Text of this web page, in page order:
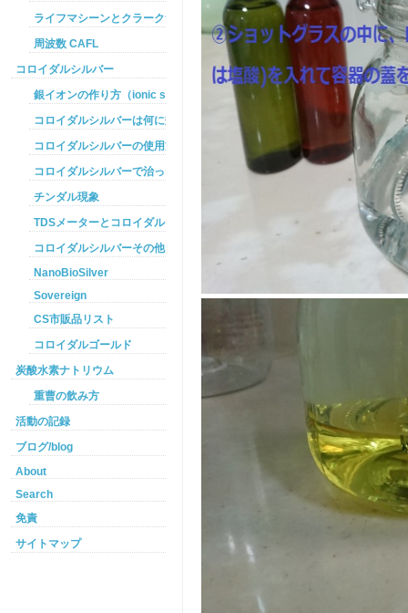
ライフマシーンとクラークザッパーの違い
周波数 CAFL
コロイダルシルバー
銀イオンの作り方（ionic silver ）
コロイダルシルバーは何に効くのか
コロイダルシルバーの使用方法
コロイダルシルバーで治った例
チンダル現象
TDSメーターとコロイダルシルバー
コロイダルシルバーその他
NanoBioSilver
Sovereign
CS市販品リスト
コロイダルゴールド
炭酸水素ナトリウム
重曹の飲み方
活動の記録
ブログ/blog
About
Search
免責
サイトマップ